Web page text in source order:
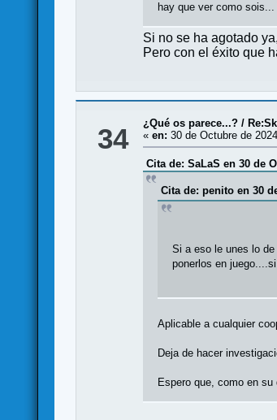
hay que ver como
Si no se ha agotado
Pero con el éxito que
34 ¿Qué os parece...? /
«en: 30 de Octubre de
Cita de: SaLaS en 30 de
Cita de: penito en 30
Si a eso le unes lo
ponerlos en
Aplicable a cualquier
Deja de hacer
Espero que, como en